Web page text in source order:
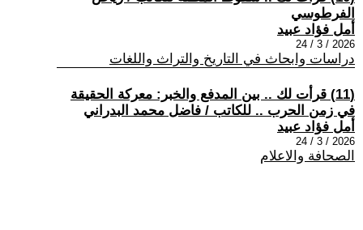
الفرطوسي
أمل فؤاد عبيد
2026 / 3 / 24
دراسات وابحاث في التاريخ والتراث واللغات
(11) قرأت لك .. بين المدفع والخبر: معركة الحقيقة
في زمن الحرب .. للكاتب / فاضل محمد البدراني
أمل فؤاد عبيد
2026 / 3 / 24
الصحافة والاعلام